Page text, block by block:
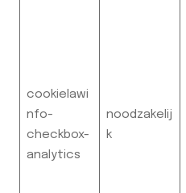
cookielawi
nfo-
checkbox-
analytics
noodzakelij
k